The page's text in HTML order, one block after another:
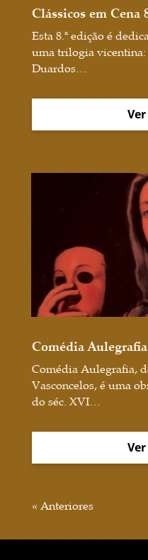
Clássicos em Cena
Esta 8.ª edição é
uma trilogia
Duardos…
Comédia Aulegrafia
Comédia Aulegrafia,
Vasconcelos, é uma
do séc. XVI…
« Anteriores